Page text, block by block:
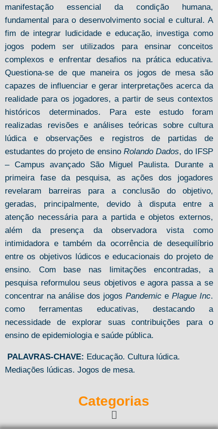
manifestação essencial da condição humana,
fundamental para o desenvolvimento social e cultural. A
fim de integrar ludicidade e educação, investiga como
jogos podem ser utilizados para ensinar conceitos
complexos e enfrentar desafios na prática educativa.
Questiona-se de que maneira os jogos de mesa são
capazes de influenciar e gerar interpretações acerca da
realidade para os jogadores, a partir de seus contextos
históricos determinados. Para este estudo foram
realizadas revisões e análises teóricas sobre cultura
lúdica e observações e registros de partidas de
estudantes do projeto de ensino Rolando Dados, do IFSP
– Campus avançado São Miguel Paulista. Durante a
primeira fase da pesquisa, as ações dos jogadores
revelaram barreiras para a conclusão do objetivo,
geradas, principalmente, devido à disputa entre a
atenção necessária para a partida e objetos externos,
além da presença da observadora vista como
intimidadora e também da ocorrência de desequilíbrio
entre os objetivos lúdicos e educacionais do projeto de
ensino. Com base nas limitações encontradas, a
pesquisa reformulou seus objetivos e agora passa a se
concentrar na análise dos jogos Pandemic e Plague Inc.
como ferramentas educativas, destacando a
necessidade de explorar suas contribuições para o
ensino de epidemiologia e saúde pública.
PALAVRAS-CHAVE: Educação. Cultura lúdica.
Mediações lúdicas. Jogos de mesa.
Categorias